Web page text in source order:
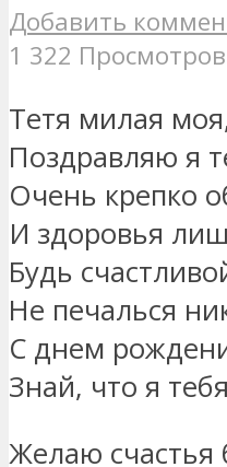
Добавить
1 322 Просмотров
Тетя милая
Поздравляю я
Очень крепко
И здоровья
Будь
Не печалься
С днем
Знай, что я
Желаю счастья